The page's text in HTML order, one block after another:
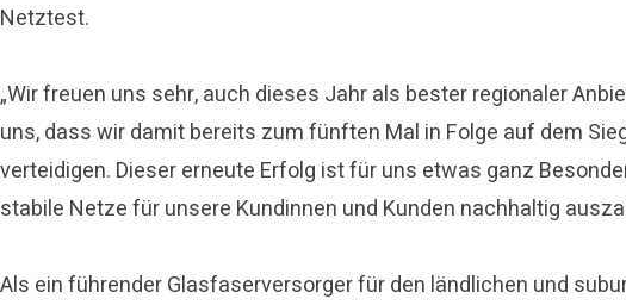
Netztest.
„Wir freuen uns sehr, auch dieses Jahr als bester regionaler
uns, dass wir damit bereits zum fünften Mal in Folge auf dem
verteidigen. Dieser erneute Erfolg ist für uns etwas ganz
stabile Netze für unsere Kundinnen und Kunden nachhaltig
Als ein führender Glasfaserversorger für den ländlichen und